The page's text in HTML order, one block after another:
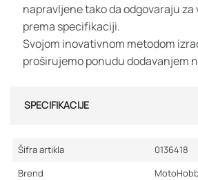
napravljene tako da odgovaraju za
prema specifikaciji.
Svojom inovativnom metodom
proširujemo ponudu dodavanjem
SPECIFIKACIJE
Šifra artikla
0136418
Brend